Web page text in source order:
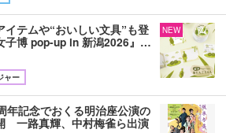
テムや“おいしい文具”も登
博 pop-up in 新潟2026』…
ャー
NEW
年記念でおくる明治座公演の
一路真輝、中村梅雀ら出演